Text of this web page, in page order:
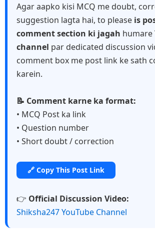
Agar aapko kisi MCQ me doubt,
suggestion lagta hai, to please is
comment section ki jagah humare
channel par dedicated discussion
comment box me post link ke sath
karein.
📝 Comment karne ka format:
• MCQ Post ka link
• Question number
• Short doubt / correction
🔗 Copy This Post Link
👉 Official Discussion Video:
Shiksha247 YouTube Channel